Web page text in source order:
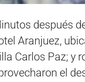
después
Aranjuez,
Carlos Paz; y
el